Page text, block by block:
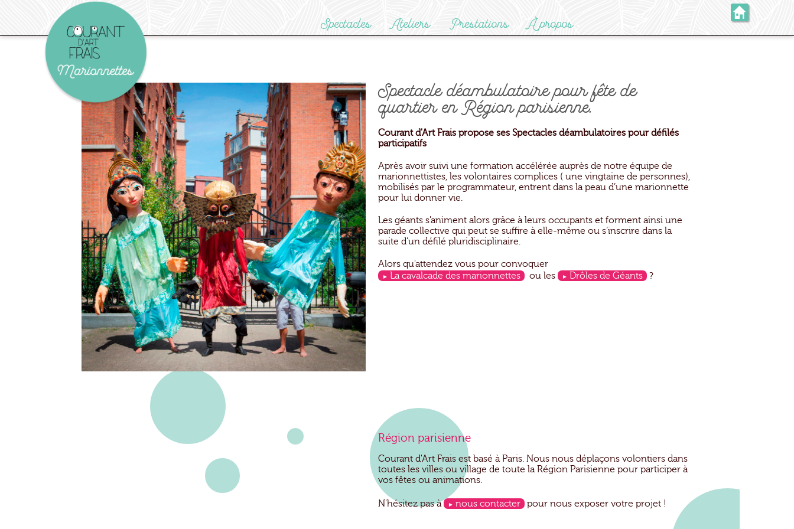
Spectacles Ateliers Prestations À propos
Spectacle déambulatoire pour fête de
quartier en Région parisienne.
Courant d'Art Frais propose ses Spectacles déambulatoires pour défilés
participatifs
Après avoir suivi une formation accélérée auprès de notre équipe de
marionnettistes, les volontaires complices ( une vingtaine de personnes),
mobilisés par le programmateur, entrent dans la peau d’une marionnette
pour lui donner vie.
Les géants s'animent alors grâce à leurs occupants et forment ainsi une
parade collective qui peut se suffire à elle-même ou s’inscrire dans la
suite d’un défilé pluridisciplinaire.
Alors qu'attendez vous pour convoquer
La cavalcade des marionnettes ou les Drôles de Géants ?
Région parisienne
Courant d'Art Frais est basé à Paris. Nous nous déplaçons volontiers dans
toutes les villes ou village de toute la Région Parisienne pour participer à
vos fêtes ou animations.
N'hésitez pas à nous contacter pour nous exposer votre projet !